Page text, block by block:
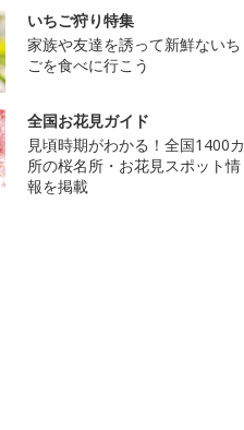
いちご狩り特集
家族や友達を誘って新鮮ないち
ごを食べに行こう
全国お花見ガイド
見頃時期がわかる！全国1400カ
所の桜名所・お花見スポット情
報を掲載